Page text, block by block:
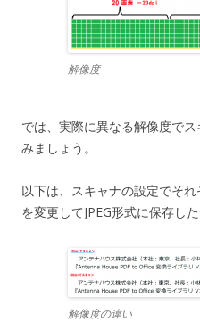
解像度
では、実際に異なる解像度で
みましょう。
以下は、スキャナの設定でそ
を変更してJPEG形式に保存し
解像度の違い